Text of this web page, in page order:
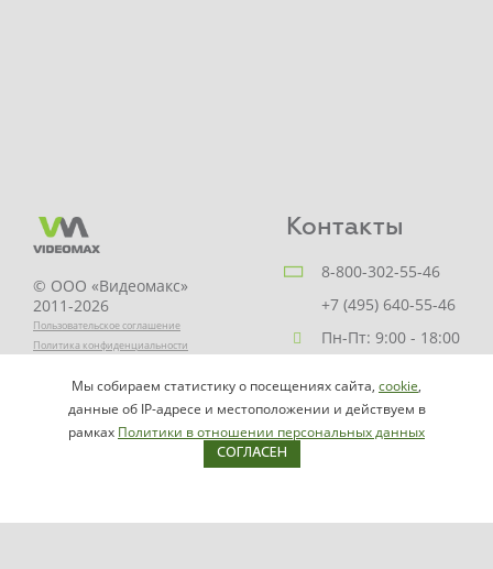
© ООО «Видеомакс»
2011-2026
Пользовательское соглашение
Политика конфиденциальности
НАПИСАТЬ
РУКОВОДИТЕЛЮ
Контакты
8-800-302-55-46
+7 (495) 640-55-46
Пн-Пт: 9:00 - 18:00
info@videomax.ru
Карта сайта
Продукция
Мы собираем статистику о посещениях сайта, cookie,
данные об IP-адресе и местоположении и действуем в
рамках Политики в отношении персональных данных
СОГЛАСЕН